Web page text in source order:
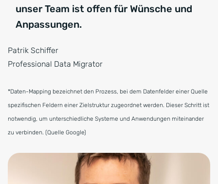
unser Team ist offen für Wünsche und
Anpassungen.
Patrik Schiffer
Professional Data Migrator
*Daten-Mapping bezeichnet den Prozess, bei dem Datenfelder einer Quelle
spezifischen Feldern einer Zielstruktur zugeordnet werden. Dieser Schritt ist
notwendig, um unterschiedliche Systeme und Anwendungen miteinander
zu verbinden. (Quelle Google)